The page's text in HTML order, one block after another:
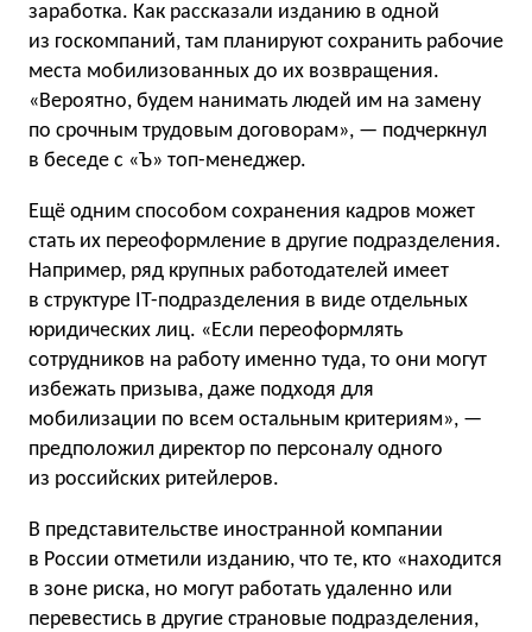
заработка. Как рассказали изданию в одной
из госкомпаний, там планируют сохранить рабочие
места мобилизованных до их возвращения.
«Вероятно, будем нанимать людей им на замену
по срочным трудовым договорам», — подчеркнул
в беседе с «Ъ» топ-менеджер.
Ещё одним способом сохранения кадров может
стать их переоформление в другие подразделения.
Например, ряд крупных работодателей имеет
в структуре IT-подразделения в виде отдельных
юридических лиц. «Если переоформлять
сотрудников на работу именно туда, то они могут
избежать призыва, даже подходя для
мобилизации по всем остальным критериям», —
предположил директор по персоналу одного
из российских ритейлеров.
В представительстве иностранной компании
в России отметили изданию, что те, кто «находится
в зоне риска, но могут работать удаленно или
перевестись в другие страновые подразделения,